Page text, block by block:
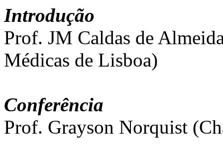
Introdução
Prof. JM Caldas de
Médicas de Lisboa)
Conferência
Prof. Grayson Norquist